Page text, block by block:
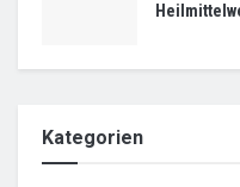
Kategorien